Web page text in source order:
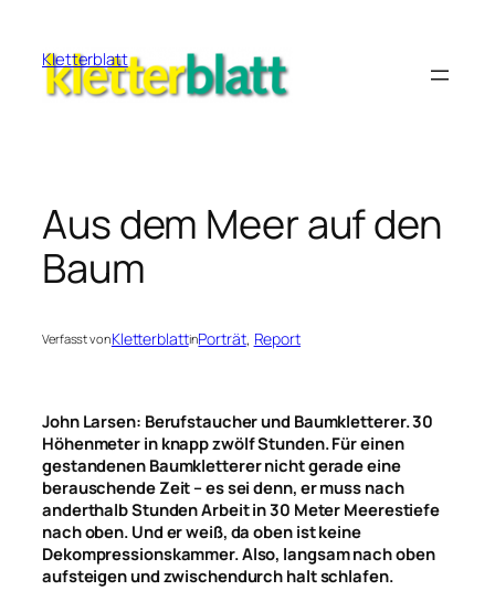
Inhalt
springen
Kletterblatt
Aus dem Meer auf den
Baum
Verfasst vonKletterblattinPorträt, Report
John Larsen: Berufstaucher und Baumkletterer. 30
Höhenmeter in knapp zwölf Stunden. Für einen
gestandenen Baumkletterer nicht gerade eine
berauschende Zeit – es sei denn, er muss nach
anderthalb Stunden Arbeit in 30 Meter Meerestiefe
nach oben. Und er weiß, da oben ist keine
Dekompressionskammer. Also, langsam nach oben
aufsteigen und zwischendurch halt schlafen.